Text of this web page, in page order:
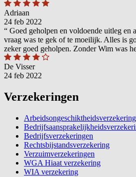
Adriaan
24 feb 2022
“ Goed geholpen en voldoende uitleg en
vraag was te gek of te moeilijk. Alles is
zeker goed geholpen. Zonder Wim was
De Visser
24 feb 2022
Verzekeringen
Arbeidsongeschiktheidsverzekering
Bedrijfsverzekeringen
Rechtsbijstandsverzekering
Verzuimverzekeringen
WGA Hiaat verzekering
WIA verzekering